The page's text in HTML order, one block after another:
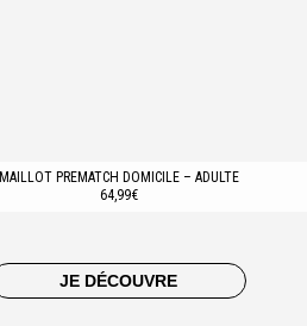
MAILLOT PREMATCH DOMICILE – ADULTE
64,99€
JE DÉCOUVRE